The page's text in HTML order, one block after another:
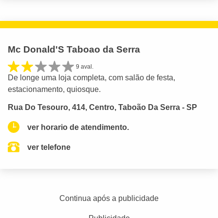
Mc Donald'S Taboao da Serra
9 aval.
De longe uma loja completa, com salão de festa,
estacionamento, quiosque.
Rua Do Tesouro, 414, Centro, Taboão Da Serra - SP
ver horario de atendimento.
ver telefone
Continua após a publicidade